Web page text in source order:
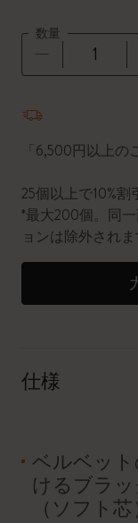
数量
「6,500円以上
25個以上で10%割
*最大200個。同
ョンは除外されま
仕様
ベルベッ
けるブラ
（ソフト芯